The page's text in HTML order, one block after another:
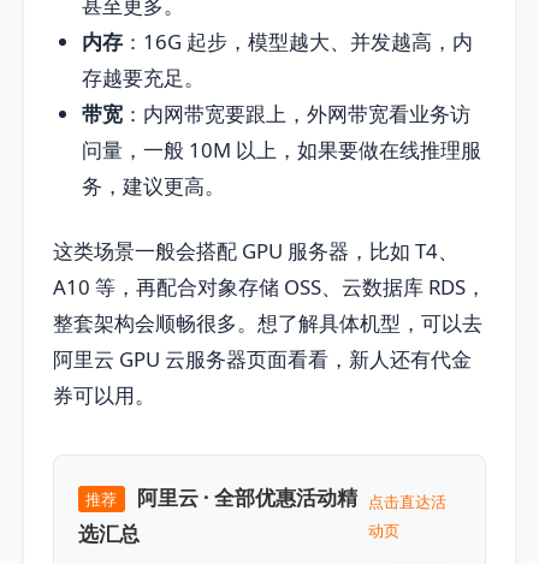
甚至更多。
内存 ：16G 起步，模型越大、并发越高，内
存越要充足。
带宽 ：内网带宽要跟上，外网带宽看业务访
问量，一般 10M 以上，如果要做在线推理服
务，建议更高。
这类场景一般会搭配 GPU 服务器，比如 T4、
A10 等，再配合对象存储 OSS、云数据库 RDS，
整套架构会顺畅很多。想了解具体机型，可以去
阿里云 GPU 云服务器页面看看，新人还有代金
券可以用。
推荐
阿里云 · 全部优惠活动精
选汇总
点击直达活
动页